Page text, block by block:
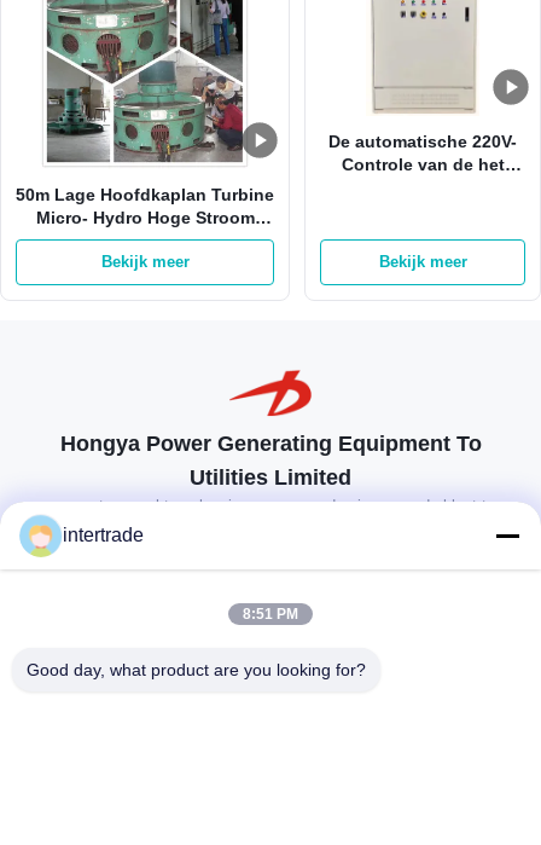
50m Lage Hoofdkaplan Turbine
Micro- Hydro Hoge Stroom
voor Mini Hydro Station
Bekijk meer
De automatische 220V-
Controle van de het
Bekijk meer
Hongya Power Generating Equipment To
Utilities Limited
op maat gemaakte oplossingen om aan de eisen van de klant te
86-28-37561966-8:00
intertrade
8:51 PM
Good day, what product are you looking for?